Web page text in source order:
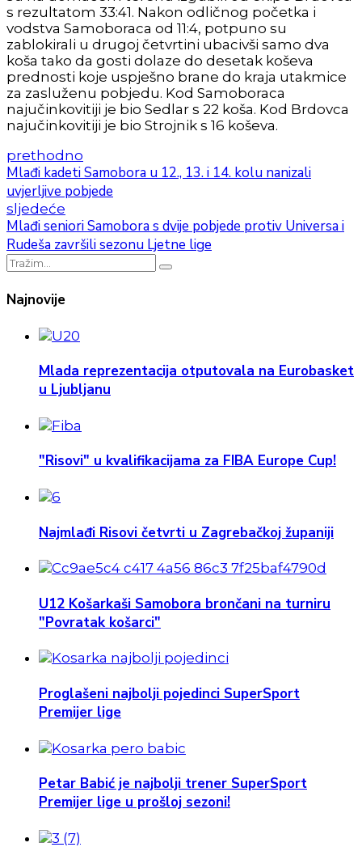
s rezultatom 33:41. Nakon odličnog početka i
vodstva Samoboraca od 11:4, potpuno su
zablokirali u drugoj četvrtini ubacivši samo dva
koša tako da gosti dolaze do desetak koševa
prednosti koje uspješno brane do kraja utakmice
za zasluženu pobjedu. Kod Samoboraca
najučinkovitiji je bio Sedlar s 22 koša. Kod Brdovca
najučinkovitiji je bio Strojnik s 16 koševa.
prethodno
Mlađi kadeti Samobora u 12., 13. i 14. kolu nanizali
uvjerljive pobjede
sljedeće
Mlađi seniori Samobora s dvije pobjede protiv Universa i
Rudeša završili sezonu Ljetne lige
Najnovije
Mlada reprezentacija otputovala na Eurobasket
u Ljubljanu
"Risovi" u kvalifikacijama za FIBA Europe Cup!
Najmlađi Risovi četvrti u Zagrebačkoj županiji
U12 Košarkaši Samobora brončani na turniru
"Povratak košarci"
Proglašeni najbolji pojedinci SuperSport
Premijer lige
Petar Babić je najbolji trener SuperSport
Premijer lige u prošloj sezoni!